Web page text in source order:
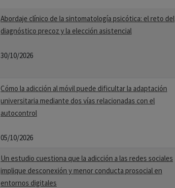
Abordaje clínico de la sintomatología psicótica: el reto del
diagnóstico precoz y la elección asistencial
30/10/2026
Cómo la adicción al móvil puede dificultar la adaptación
universitaria mediante dos vías relacionadas con el
autocontrol
05/10/2026
Un estudio cuestiona que la adicción a las redes sociales
implique desconexión y menor conducta prosocial en
entornos digitales